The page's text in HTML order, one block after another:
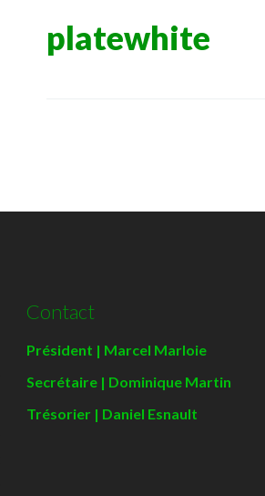
platewhite
Contact
Président | Marcel Marloie
Secrétaire | Dominique Martin
Trésorier | Daniel Esnault